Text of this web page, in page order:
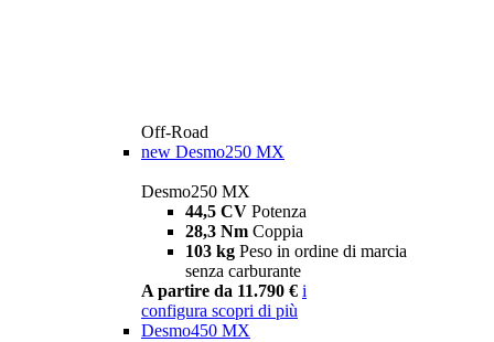
Off-Road
new Desmo250 MX
Desmo250 MX
44,5 CV Potenza
28,3 Nm Coppia
103 kg Peso in ordine di marcia
senza carburante
A partire da 11.790 € i
configura scopri di più
Desmo450 MX